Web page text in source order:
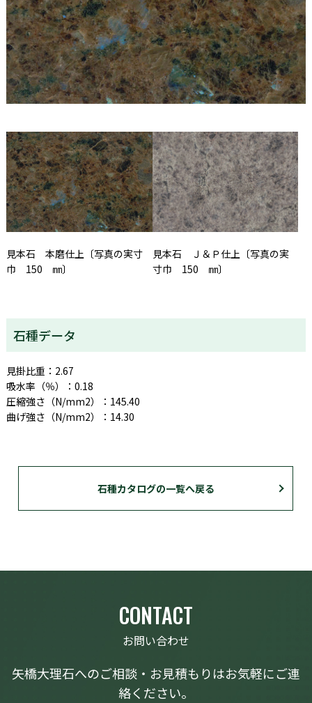
見本石 本磨仕上〔写真の実寸
巾 150 ㎜〕
見本石 Ｊ＆Ｐ仕上〔写真の実
寸巾 150 ㎜〕
石種データ
見掛比重：2.67
吸水率（％）：0.18
圧縮強さ（N/mm2）：145.40
曲げ強さ（N/mm2）：14.30
石種カタログの一覧へ戻る
CONTACT
お問い合わせ
矢橋大理石へのご相談・お見積もりはお気軽にご連
絡ください。